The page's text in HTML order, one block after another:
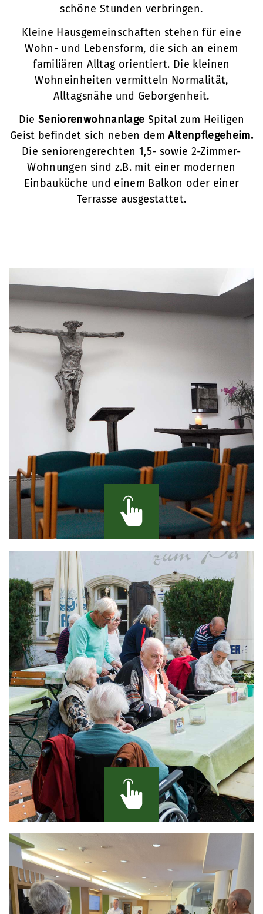
schöne Stunden verbringen.
Kleine Hausgemeinschaften stehen für eine
Wohn- und Lebensform, die sich an einem
familiären Alltag orientiert. Die kleinen
Wohneinheiten vermitteln Normalität,
Alltagsnähe und Geborgenheit.
DieSeniorenwohnanlage Spital zum Heiligen
Geist befindet sich neben demAltenpflegeheim.
Die seniorengerechten 1,5- sowie 2-Zimmer-
Wohnungen sind z.B. mit einer modernen
Einbauküche und einem Balkon oder einer
Terrasse ausgestattet.